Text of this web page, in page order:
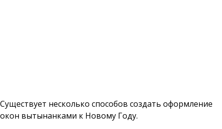
Существует несколько способов создать оформление
окон вытынанками к Новому Году.